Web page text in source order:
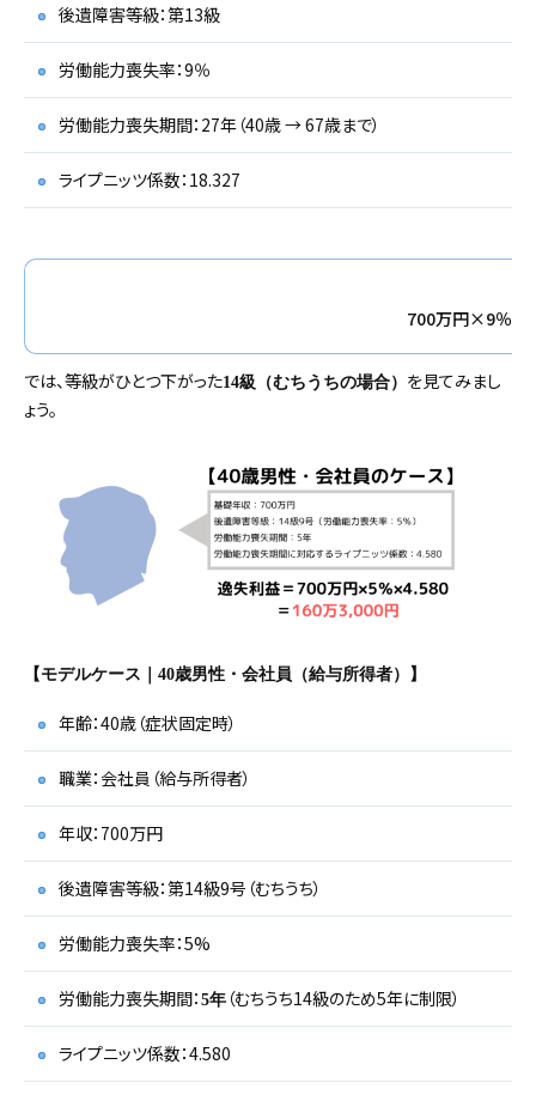
後遺障害等級：第13級
労働能力喪失率：9％
労働能力喪失期間：27年（40歳 → 67歳まで）
ライプニッツ係数：18.327
700万円×9％
では、等級がひとつ下がった14級（むちうちの場合） を見てみまし
ょう。
【モデルケース｜40歳男性・会社員（給与所得者）】
年齢：40歳（症状固定時）
職業：会社員（給与所得者）
年収：700万円
後遺障害等級：第14級9号（むちうち）
労働能力喪失率：5%
労働能力喪失期間： 5年 （むちうち14級のため5年に制限）
ライプニッツ係数：4.580